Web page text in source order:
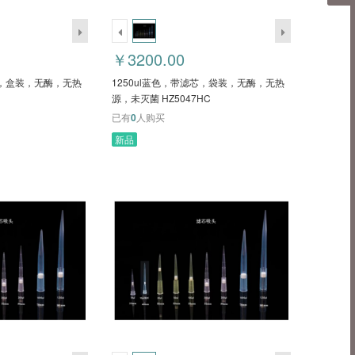
盒装，无酶，无热
￥3200.00
1250ul蓝色，带滤芯，袋装，无酶，无热
源，未灭菌 HZ5047HC
已有0人购买
新品